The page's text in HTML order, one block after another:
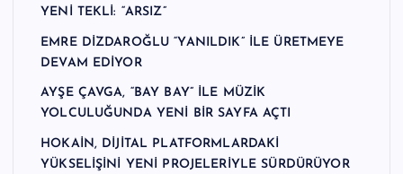
YENİ TEKLİ: “ARSIZ”
EMRE DİZDAROĞLU “YANILDIK” İLE ÜRETMEYE
DEVAM EDİYOR
AYŞE ÇAVGA, “BAY BAY” İLE MÜZİK
YOLCULUĞUNDA YENİ BİR SAYFA AÇTI
HOKAİN, DİJİTAL PLATFORMLARDAKİ
YÜKSELİŞİNİ YENİ PROJELERİYLE SÜRDÜRÜYOR